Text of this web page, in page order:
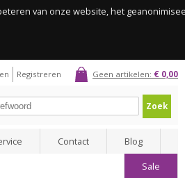
van onze website, het
Geen artikelen: € 0,00
Registreren
Zoek
Contact
Blog
Sale